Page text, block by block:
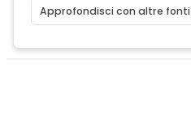
Approfondisci con altre fonti